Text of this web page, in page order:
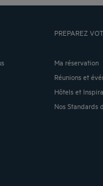
PREPAREZ
Ma réservation
Réunions et
Hôtels et
Nos